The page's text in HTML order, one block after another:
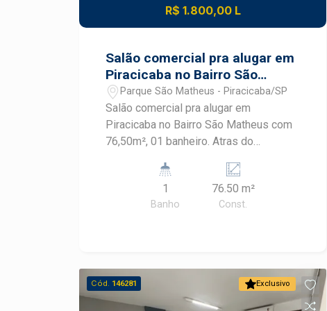
R$ 1.800,00 L
Salão comercial pra alugar em
Piracicaba no Bairro São
Matheus
Parque São Matheus - Piracicaba/SP
Salão comercial pra alugar em
Piracicaba no Bairro São Matheus com
76,50m², 01 banheiro. Atras do
1
Banho
76.50 m²
Const.
Exclusivo
Cód. 146281